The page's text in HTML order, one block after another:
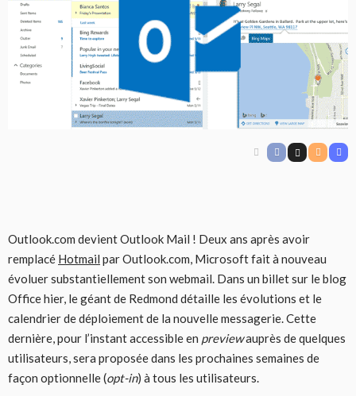
Outlook.com devient Outlook Mail ! Deux ans après avoir
remplacé Hotmail par Outlook.com, Microsoft fait à nouveau
évoluer substantiellement son webmail. Dans un billet sur le blog
Office hier, le géant de Redmond détaille les évolutions et le
calendrier de déploiement de la nouvelle messagerie. Cette
dernière, pour l’instant accessible en previewauprès de quelques
utilisateurs, sera proposée dans les prochaines semaines de
façon optionnelle (opt-in) à tous les utilisateurs.